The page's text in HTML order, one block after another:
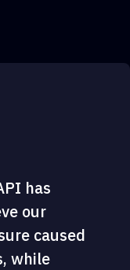
has
our
caused
while